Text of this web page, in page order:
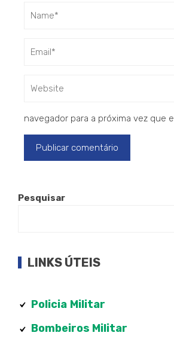
navegador para a próxima vez que
Pesquisar
LINKS ÚTEIS
Policia Militar
Bombeiros Militar